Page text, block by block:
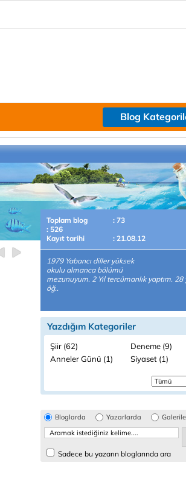
Blog
Toplam blog
: 73
: 526
Kayıt tarihi
: 21.08.12
1979 Yabancı diller yüksek
okulu almanca bölümü
mezunuyum. 2 Yıl tercümanlık yaptım. 28
öğ..
Yazdığım Kategoriler
Şiir (62)
Deneme (9)
Anneler Günü (1)
Siyaset (1)
Bloglarda Yazarlarda
Sadece bu yazarın bloglarında ara